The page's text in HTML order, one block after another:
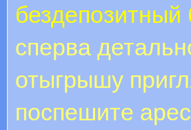
сперва
отыгрышу
поспешите